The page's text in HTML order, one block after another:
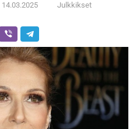
14.03.2025
Julkkikset